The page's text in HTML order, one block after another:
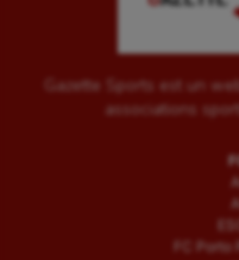
Gazette Sports est un
associations
FC